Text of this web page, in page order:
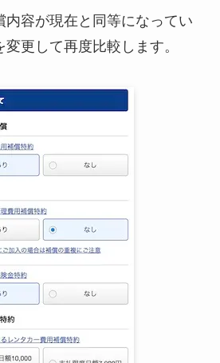
内容が現在と同等になってい
更して再度比較します。